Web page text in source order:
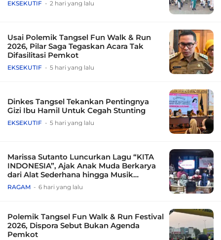
EKSEKUTIF 2 hari yang lalu
Usai Polemik Tangsel Fun Walk & Run
2026, Pilar Saga Tegaskan Acara Tak
Difasilitasi Pemkot
EKSEKUTIF 5 hari yang lalu
Dinkes Tangsel Tekankan Pentingnya
Gizi Ibu Hamil Untuk Cegah Stunting
EKSEKUTIF 5 hari yang lalu
Marissa Sutanto Luncurkan Lagu “KITA
INDONESIA”, Ajak Anak Muda Berkarya
dari Alat Sederhana hingga Musik
Tradisional
RAGAM 6 hari yang lalu
Polemik Tangsel Fun Walk & Run Festival
2026, Dispora Sebut Bukan Agenda
Pemkot